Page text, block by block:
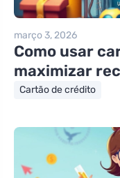
março 3, 2026
Como usar
maximizar
Cartão de crédito